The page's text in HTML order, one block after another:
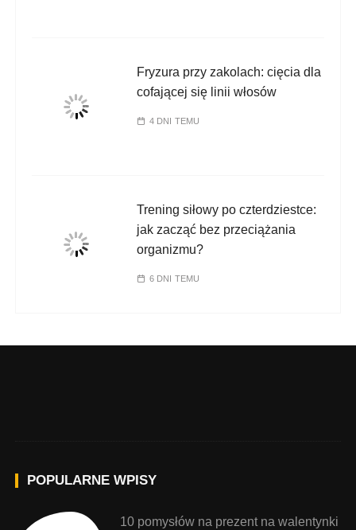
Fryzura przy zakolach: cięcia dla
cofającej się linii włosów
4 DNI TEMU
Trening siłowy po czterdziestce:
jak zacząć bez przeciążania
organizmu?
6 DNI TEMU
POPULARNE WPISY
10 pomysłów na prezent na walentynki